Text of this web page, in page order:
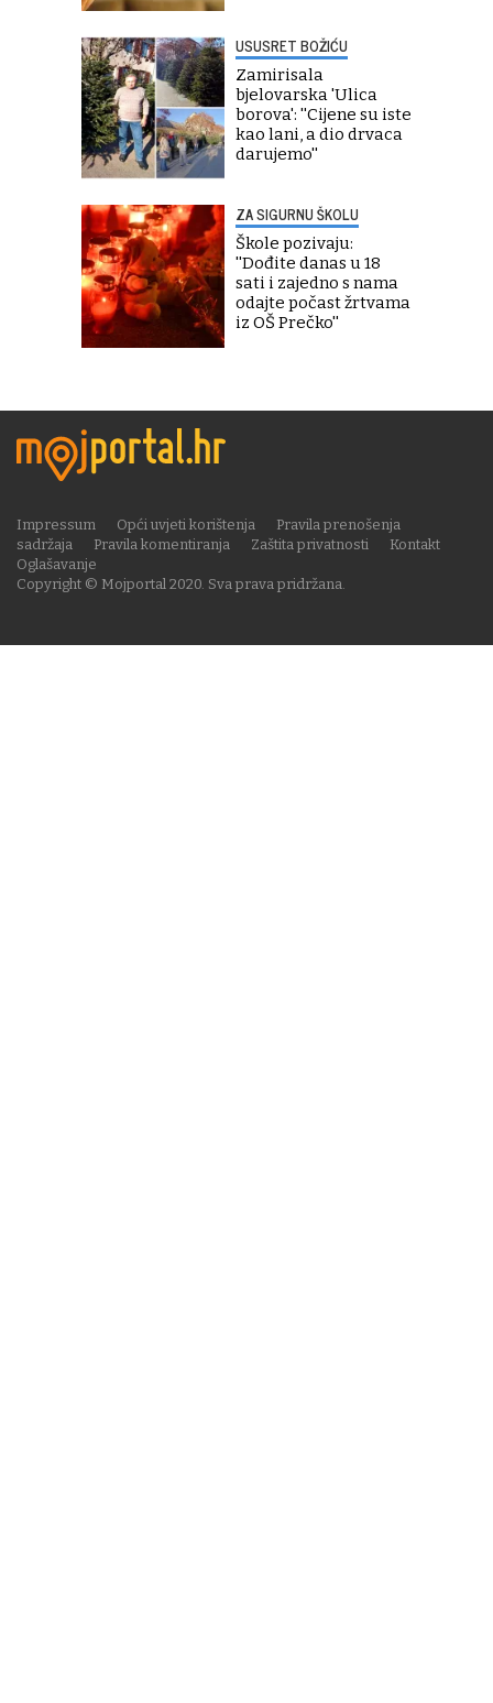
USUSRET BOŽIĆU
Zamirisala
bjelovarska 'Ulica
borova': ''Cijene su iste
kao lani, a dio drvaca
darujemo''
ZA SIGURNU ŠKOLU
Škole pozivaju:
''Dođite danas u 18
sati i zajedno s nama
odajte počast žrtvama
iz OŠ Prečko''
Copyright © Mojportal 2020. Sva prava pridržana.
Impressum Opći uvjeti korištenja
Pravila prenošenja
sadržaja
Pravila komentiranja Zaštita privatnosti
Kontakt
Oglašavanje